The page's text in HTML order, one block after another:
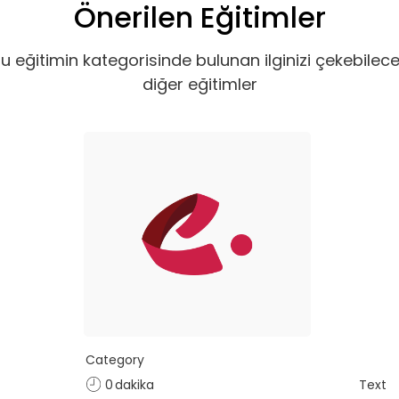
Önerilen Eğitimler
eğitimin kategorisinde bulunan ilginizi
diğer eğitimler
Category
0dakika Text